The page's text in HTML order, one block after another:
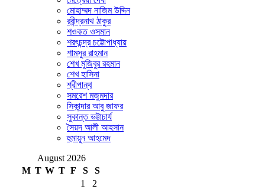
মোহাম্মদ নাজিম উদ্দিন
রবীন্দ্রনাথ ঠাকুর
শওকত ওসমান
শরৎচন্দ্র চট্টোপাধ্যায়
শামসুর রাহমান
শেখ মুজিবুর রহমান
শেখ হাসিনা
শ্রীপান্থ
সমরেশ মজুমদার
সিকান্দার আবু জাফর
সুকান্ত ভট্টাচার্য
সৈয়দ আলী আহসান
হুমায়ূন আহমেদ
August 2026
M T W T F S
S
1
2